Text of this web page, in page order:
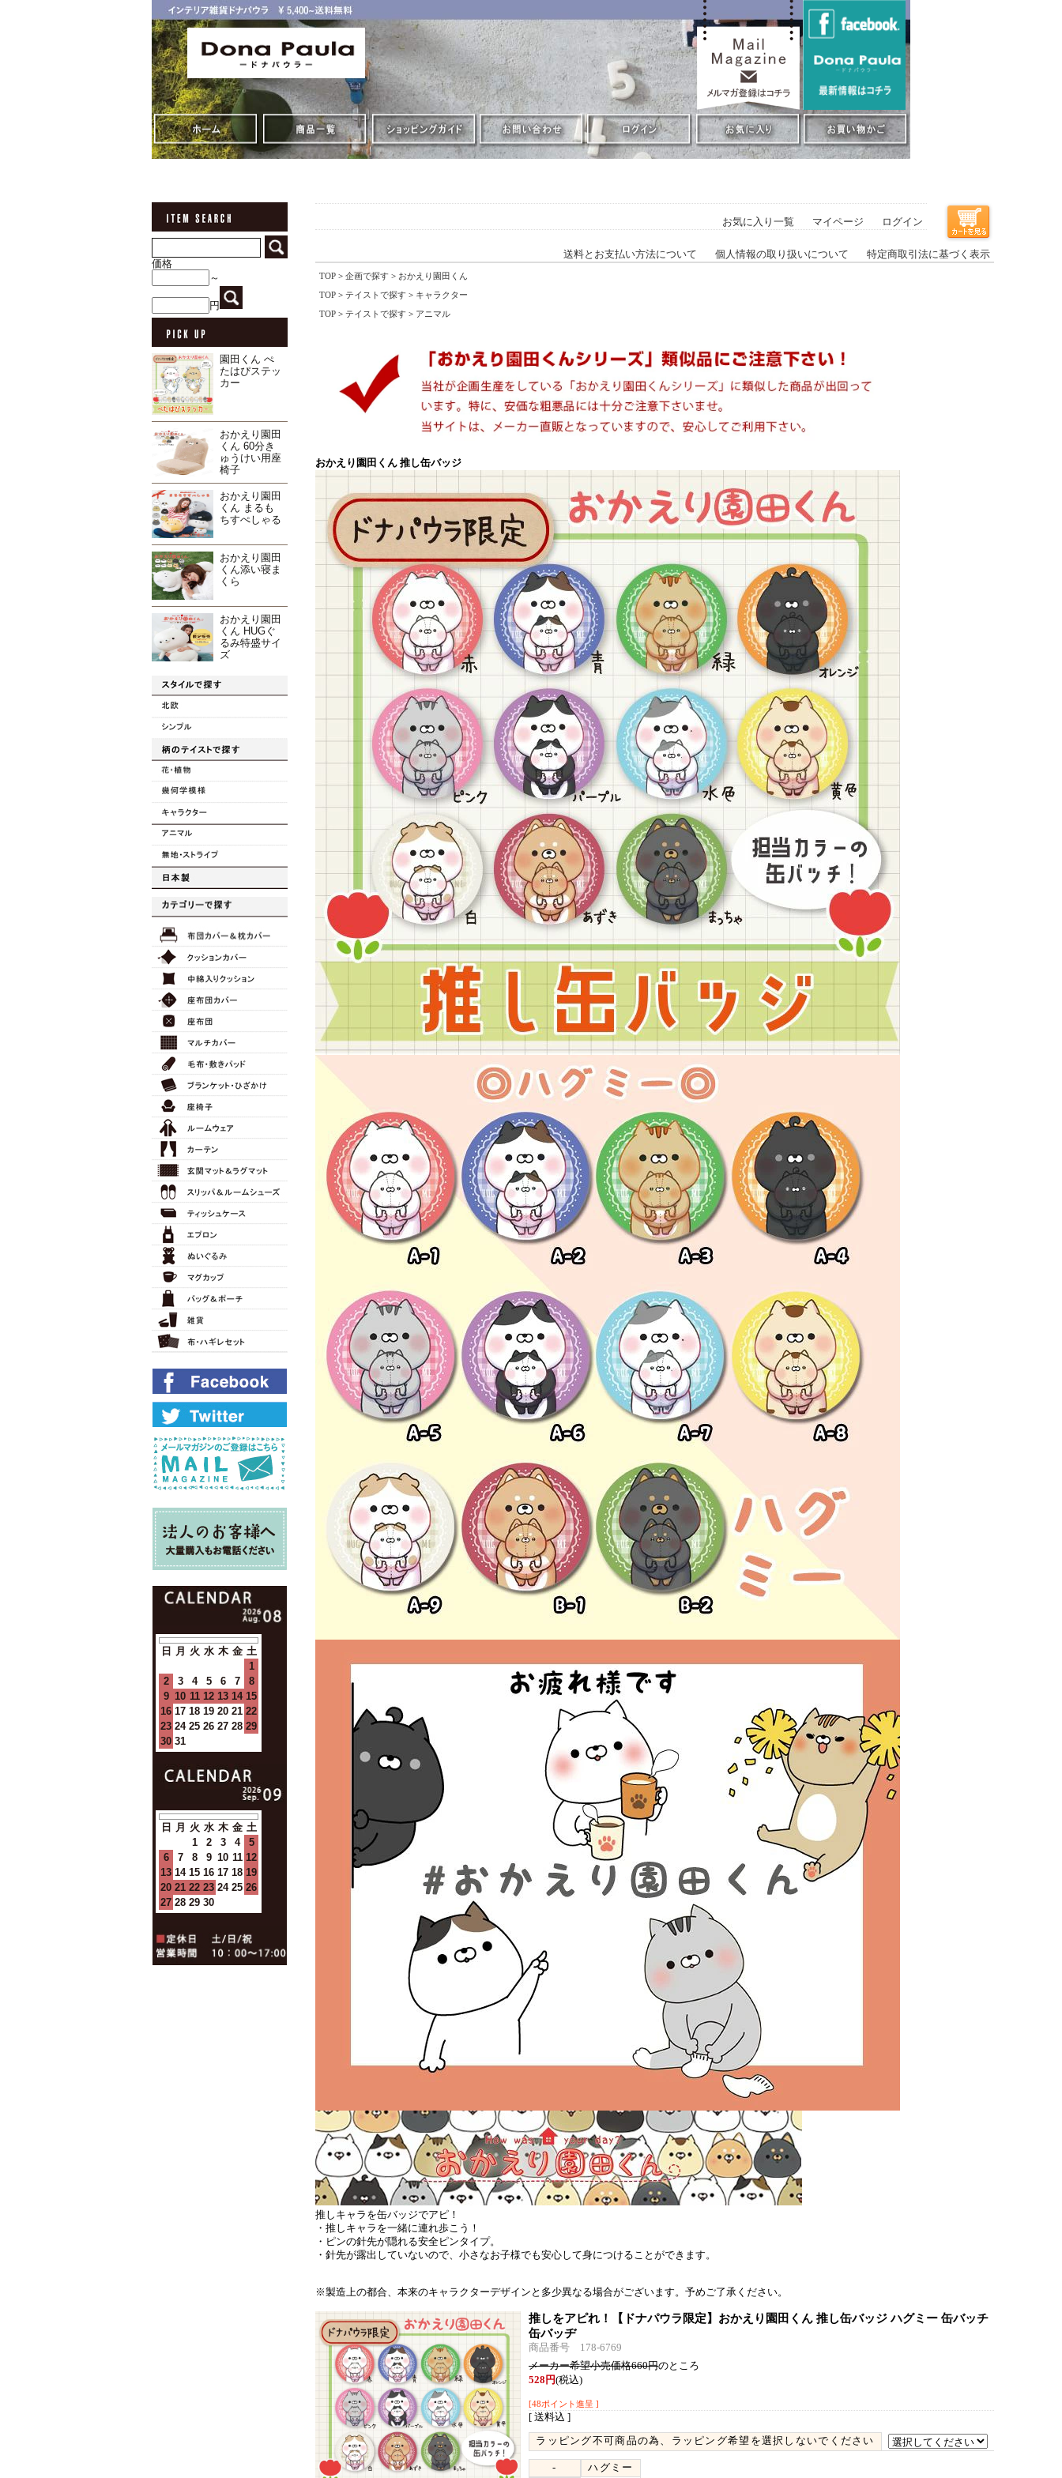
価格
～
円
園田くん ぺ
たはぴステッ
カー
おかえり園田
くん 60分き
ゅうけい用座
椅子
おかえり園田
くん まるも
ちすぺしゃる
おかえり園田
くん添い寝ま
くら
おかえり園田
くん HUGぐ
るみ特盛サイ
ズ
日 月 火 水 木 金 土
1
2
3 4 5 6 7
8
9 10 11 12 13 14 15
16 17 18 19 20 21 22
23 24 25 26 27 28 29
30 31
日 月 火 水 木 金 土
1
2 3 4
5
6
7 8 9 10 11 12
13 14 15 16 17 18 19
20 21 22 23 24 25 26
27 28 29 30
お気に入り一覧 マイページ ログイン
送料とお支払い方法について 個人情報の取り扱いについて 特定商取引法に基づく表示
TOP > 企画で探す > おかえり園田くん
TOP > テイストで探す > キャラクター
TOP > テイストで探す > アニマル
おかえり園田くん 推し缶バッジ
推しキャラを缶バッジでアピ！
・推しキャラを一緒に連れ歩こう！
・ピンの針先が隠れる安全ピンタイプ。
・針先が露出していないので、小さなお子様でも安心して身につけることができます。
※製造上の都合、本来のキャラクターデザインと多少異なる場合がございます。予めご了承ください。
推しをアピれ！
【ドナパウラ限定】おかえり園田くん 推し缶バッジ ハグミー 缶バッチ
缶バッヂ
商品番号 178-6769
メーカー希望小売価格660円のところ
528円(税込)
[48ポイント進呈 ]
[ 送料込 ]
ラッピング不可商品の為、ラッピング希望を選択しないでください
- ハグミー